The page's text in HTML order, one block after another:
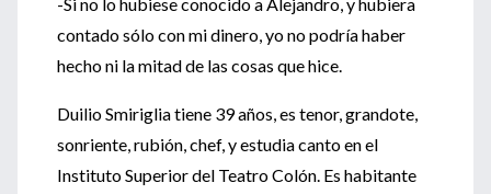
contado sólo con mi dinero, yo no podría haber
hecho ni la mitad de las cosas que hice.
Duilio Smiriglia tiene 39 años, es tenor, grandote,
sonriente, rubión, chef, y estudia canto en el
Instituto Superior del Teatro Colón. Es habitante